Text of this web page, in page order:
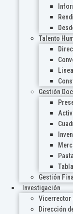
Talento
Gestión
Gestión
Investigación
Vicerrector
Dirección